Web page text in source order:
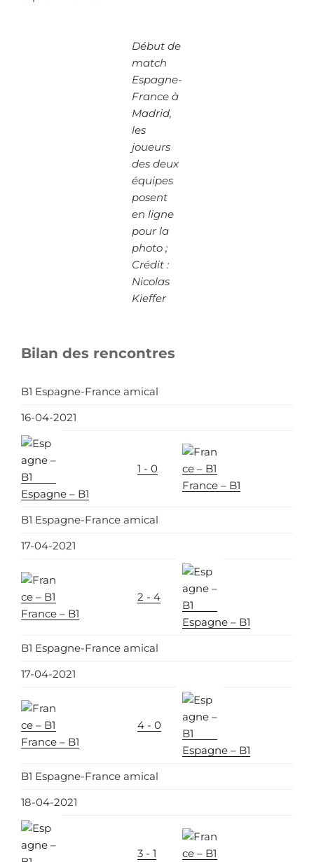
Début de
match
Espagne-
France à
Madrid,
les
joueurs
des deux
équipes
posent
en ligne
pour la
photo ;
Crédit :
Nicolas
Kieffer
Bilan des rencontres
B1 Espagne-France amical
16-04-2021
Espagne – B1
1 - 0
France – B1
B1 Espagne-France amical
17-04-2021
France – B1
2 - 4
Espagne – B1
B1 Espagne-France amical
17-04-2021
France – B1
4 - 0
Espagne – B1
B1 Espagne-France amical
18-04-2021
3 - 1